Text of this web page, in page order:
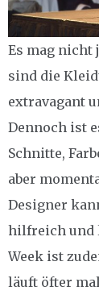
Es mag nicht
sind die
extravagant
Dennoch ist
Schnitte,
aber
Designer
hilfreich und
Week ist
läuft öfter